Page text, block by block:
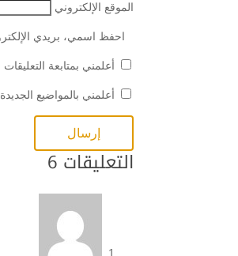
الموقع الإلكتروني
احفظ اسمي، بريدي
أعلمني بمتابعة
أعلمني بالمواضيع
التعليقات 6